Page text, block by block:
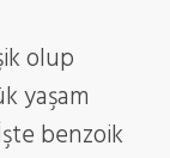
olup
yaşam
benzoik